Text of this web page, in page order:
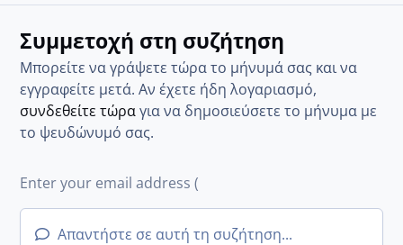
Συμμετοχή στη συζήτηση
Μπορείτε να γράψετε τώρα το μήνυμά σας και να
εγγραφείτε μετά. Αν έχετε ήδη λογαριασμό,
συνδεθείτε τώραγια να δημοσιεύσετε το μήνυμα με
το ψευδώνυμό σας.
Απαντήστε σε αυτή τη συζήτηση...